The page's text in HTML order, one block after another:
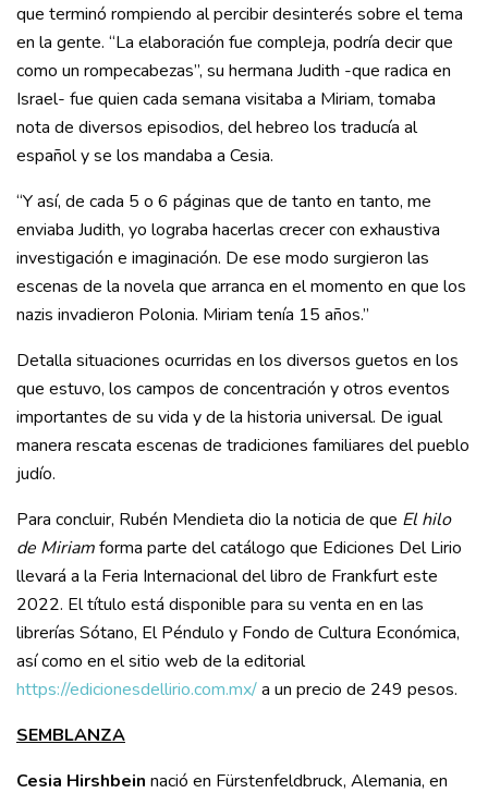
que terminó rompiendo al percibir desinterés sobre el tema
en la gente. “La elaboración fue compleja, podría decir que
como un rompecabezas”, su hermana Judith -que radica en
Israel- fue quien cada semana visitaba a Miriam, tomaba
nota de diversos episodios, del hebreo los traducía al
español y se los mandaba a Cesia.
“Y así, de cada 5 o 6 páginas que de tanto en tanto, me
enviaba Judith, yo lograba hacerlas crecer con exhaustiva
investigación e imaginación. De ese modo surgieron las
escenas de la novela que arranca en el momento en que los
nazis invadieron Polonia. Miriam tenía 15 años.”
Detalla situaciones ocurridas en los diversos guetos en los
que estuvo, los campos de concentración y otros eventos
importantes de su vida y de la historia universal. De igual
manera rescata escenas de tradiciones familiares del pueblo
judío.
Para concluir, Rubén Mendieta dio la noticia de que El hilo
de Miriamforma parte del catálogo que Ediciones Del Lirio
llevará a la Feria Internacional del libro de Frankfurt este
2022. El título está disponible para su venta en en las
librerías Sótano, El Péndulo y Fondo de Cultura Económica,
así como en el sitio web de la editorial
https://edicionesdellirio.com.mx/a un precio de 249 pesos.
SEMBLANZA
Cesia Hirshbein nació en Fürstenfeldbruck, Alemania, en